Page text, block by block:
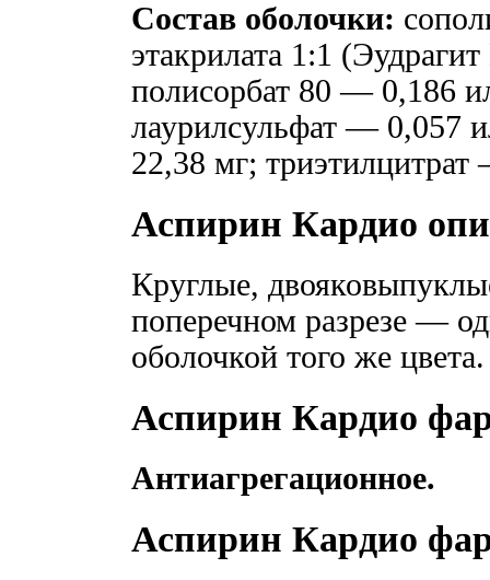
Состав оболочки:
этакрилата 1:1
полисорбат 80 — 0,186
лаурилсульфат — 0,057
22,38 мг;
Аспирин Кардио
Круглые,
поперечном разрезе —
оболочкой того же цвета.
Аспирин Кардио
Антиагрегационное.
Аспирин Кардио